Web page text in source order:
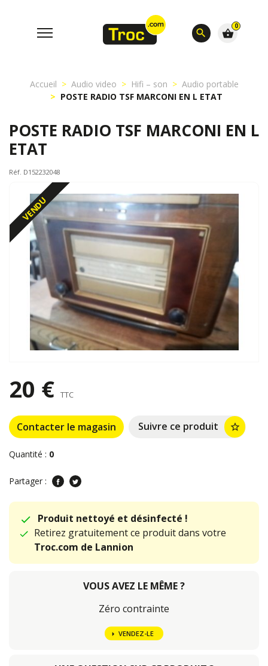
search
0
shopping_basket
Accueil Audio video Hifi – son
Audio portable
POSTE RADIO TSF MARCONI EN L ETAT
POSTE RADIO TSF MARCONI EN L
ETAT
Réf. D152232048
VENDU
20 € TTC
Contacter le magasin Suivre ce produit star_border
Quantité : 0
Partager :
Produit nettoyé et désinfecté !
Retirez gratuitement ce produit dans votre
Troc.com de Lannion
VOUS AVEZ LE MÊME ?
Zéro contrainte
VENDEZ-LE